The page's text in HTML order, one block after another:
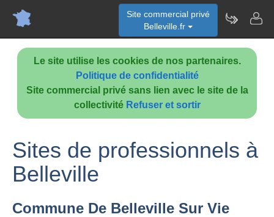
Le site utilise les cookies de nos partenaires.
Politique de confidentialité
Site commercial privé sans lien avec le site de la
collectivité Refuser et sortir
Site commercial privé
Belleville.fr
Sites de professionnels à
Belleville
Commune De Belleville Sur Vie